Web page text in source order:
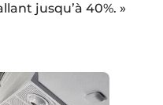
jusqu’à 40%. »